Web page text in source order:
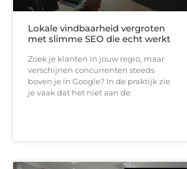
Lokale vindbaarheid vergroten
met slimme SEO die echt werkt
Zoek je klanten in jouw regio, maar
verschijnen concurrenten steeds
boven je in Google? In de praktijk zie
je vaak dat het niet aan de